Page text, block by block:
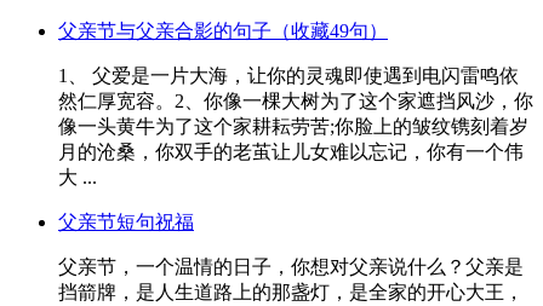
父亲节与父亲合影的句子（收藏49句）
1、 父爱是一片大海，让你的灵魂即使遇到电闪雷鸣依
然仁厚宽容。2、你像一棵大树为了这个家遮挡风沙，你
像一头黄牛为了这个家耕耘劳苦;你脸上的皱纹镌刻着岁
月的沧桑，你双手的老茧让儿女难以忘记，你有一个伟
大 ...
父亲节短句祝福
父亲节，一个温情的日子，你想对父亲说什么？父亲是
挡箭牌，是人生道路上的那盏灯，是全家的开心大王，